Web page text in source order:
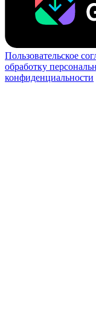
Пользовательское
обработку
конфиденциальности